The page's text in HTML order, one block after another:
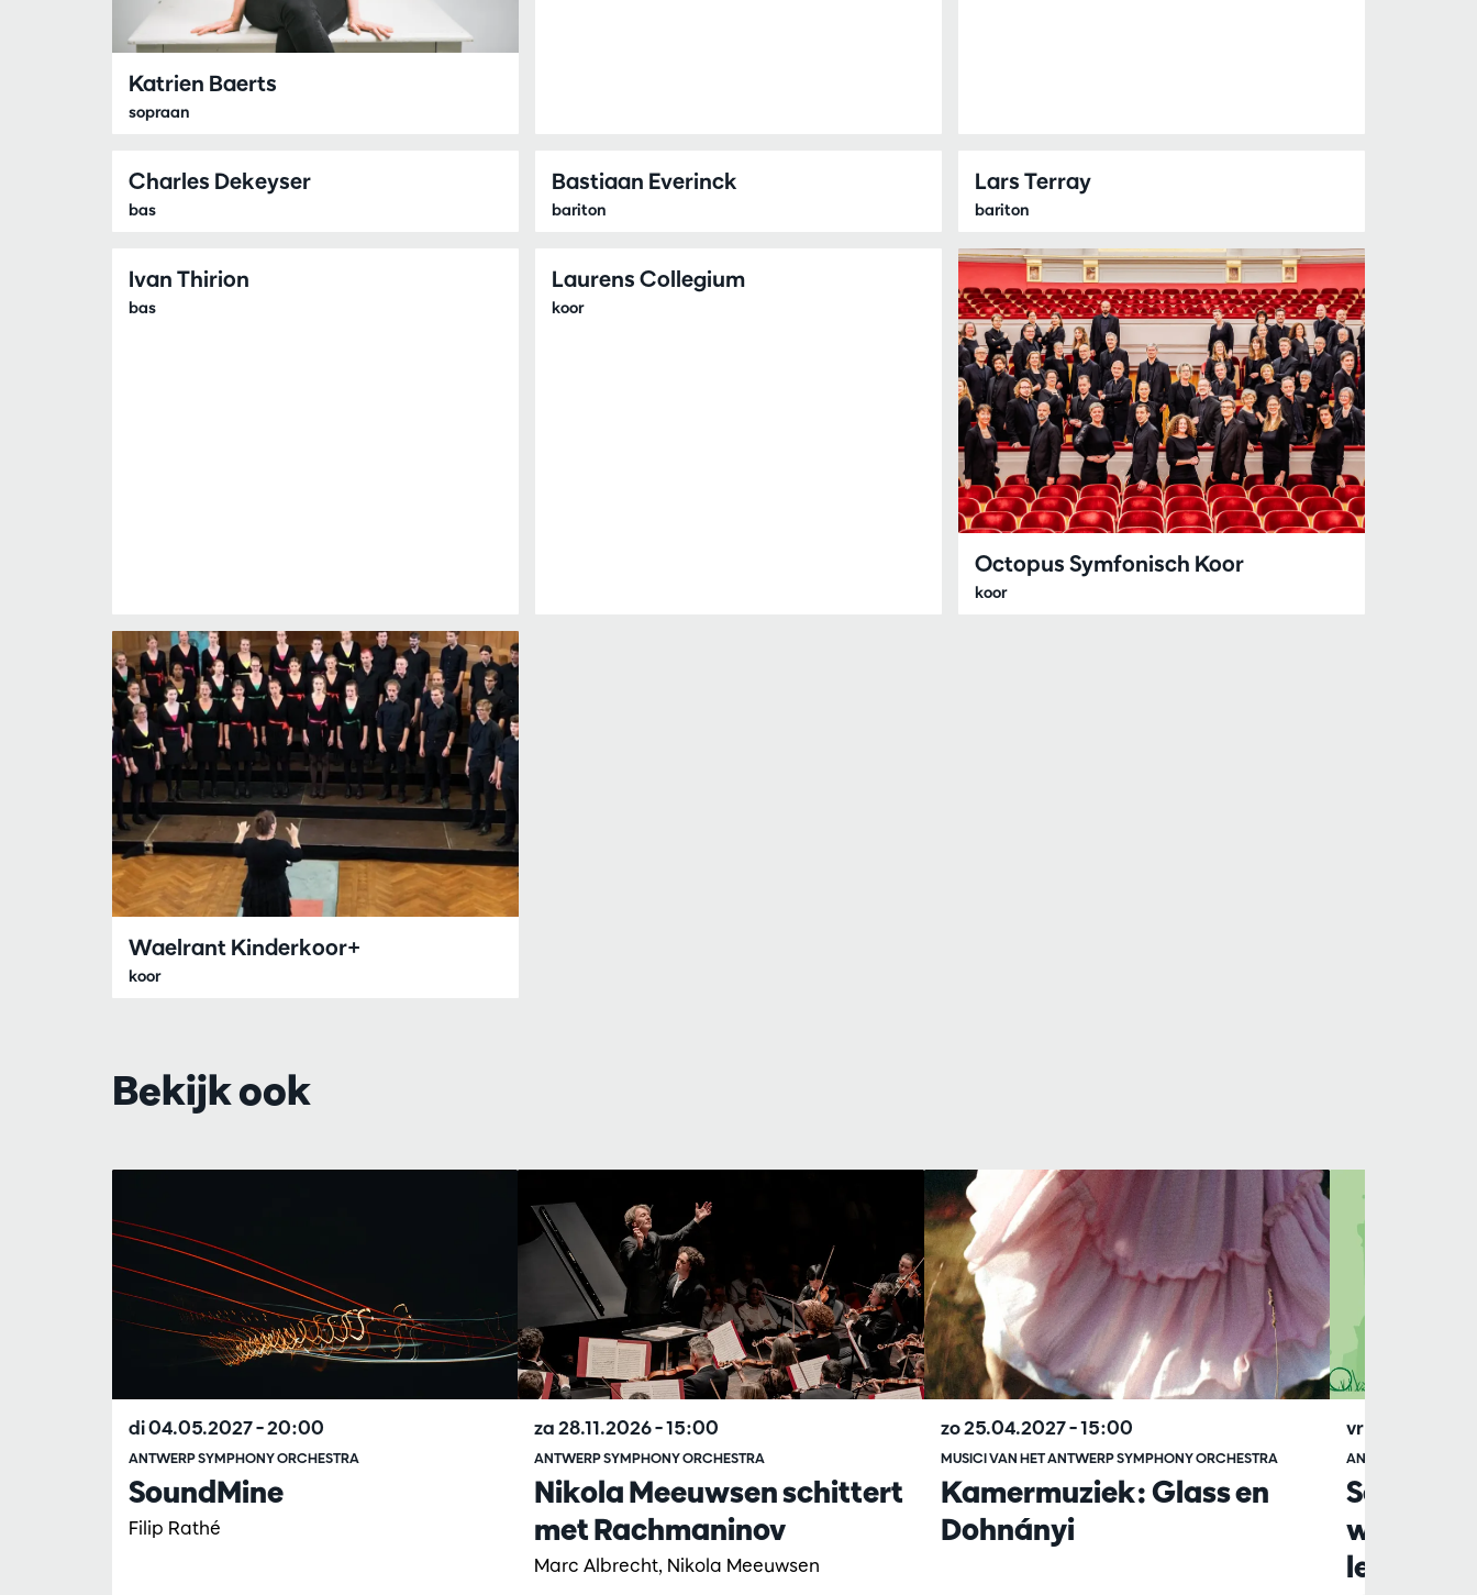
Katrien Baerts
sopraan
Charles Dekeyser
bas
Bastiaan Everinck
bariton
Lars Terray
bariton
Ivan Thirion
bas
Laurens Collegium
koor
Octopus Symfonisch Koor
koor
Waelrant Kinderkoor+
koor
Bekijk ook
SoundMine
Filip Rathé
ANTWERP SYMPHONY ORCHESTRA
di 04.05.2027– 20:00
Nikola Meeuwsen schittert
met Rachmaninov
Marc Albrecht, Nikola Meeuwsen
ANTWERP SYMPHONY ORCHESTRA
za 28.11.2026– 15:00
Kamermuziek: Glass en
Dohnányi
MUSICI VAN HET ANTWERP SYMPHONY ORCHESTRA
zo 25.04.2027– 15:00
ware
ANTWERP
vr 16.04.2027